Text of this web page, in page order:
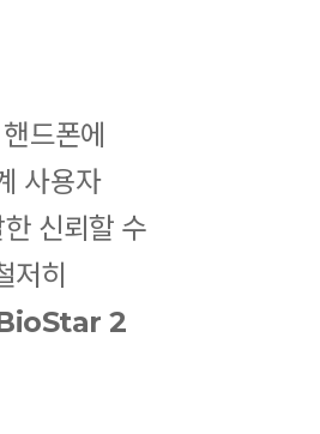
드폰에
사용자
신뢰할 수
저히
2